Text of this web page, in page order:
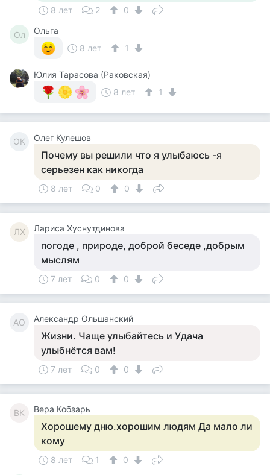
8 лет 2 0
Ол
Ольга
8 лет
1
Юлия Тарасова (Раковская)
8 лет
1
ОК Олег Кулешов
Почему вы решили что я улыбаюсь -я
серьезен как никогда
8 лет 0 0
ЛХ Лариса Хуснутдинова
погоде , природе, доброй беседе ,добрым
мыслям
7 лет 0 0
АО Александр Ольшанский
Жизни. Чаще улыбайтесь и Удача
улыбнётся вам!
7 лет 0 0
ВК Вера Кобзарь
Хорошему дню.хорошим людям Да мало ли
кому
8 лет 1 0